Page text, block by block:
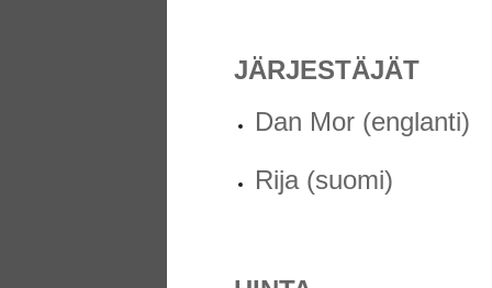
JÄRJESTÄJÄT
Dan Mor (englanti)
Rija (suomi)